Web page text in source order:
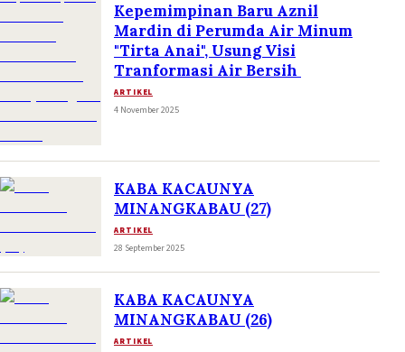
Kepemimpinan Baru Aznil
Mardin di Perumda Air Minum
"Tirta Anai", Usung Visi
Tranformasi Air Bersih
ARTIKEL
4 November 2025
KABA KACAUNYA
MINANGKABAU (27)
ARTIKEL
28 September 2025
KABA KACAUNYA
MINANGKABAU (26)
ARTIKEL